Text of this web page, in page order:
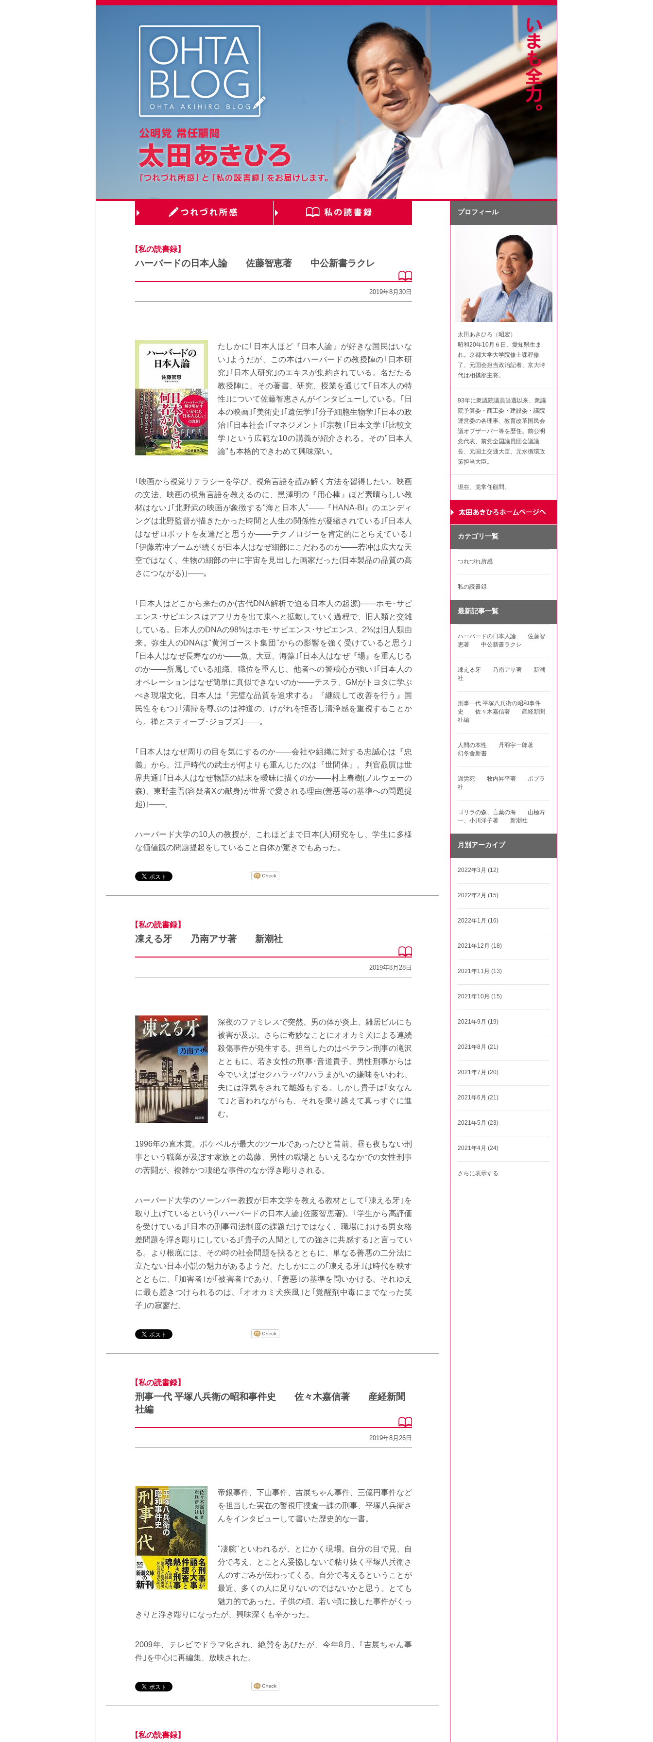
【私の読書録】
ハーバードの日本人論 佐藤智恵著 中公新書ラクレ
2019年8月30日
たしかに｢日本人ほど『日本人論』が好きな国民はいな
い｣ようだが、この本はハーバードの教授陣の｢日本研
究｣｢日本人研究｣のエキスが集約されている。名だたる
教授陣に、その著書、研究、授業を通じて｢日本人の特
性｣について佐藤智恵さんがインタビューしている。｢日
本の映画｣｢美術史｣｢遺伝学｣｢分子細胞生物学｣｢日本の政
治｣｢日本社会｣｢マネジメント｣｢宗教｣｢日本文学｣｢比較文
学｣という広範な10の講義が紹介される。その"日本人
論"も本格的できわめて興味深い。
｢映画から視覚リテラシーを学び、視角言語を読み解く方法を習得したい。映画
の文法、映画の視角言語を教えるのに、黒澤明の『用心棒』ほど素晴らしい教
材はない｣｢北野武の映画が象徴する"海と日本人"――『HANA-BI』のエンディ
ングは北野監督が描きたかった時間と人生の関係性が凝縮されている｣｢日本人
はなぜロボットを友達だと思うか――テクノロジーを肯定的にとらえている｣
｢伊藤若冲ブームが続くが日本人はなぜ細部にこだわるのか――若冲は広大な天
空ではなく、生物の細部の中に宇宙を見出した画家だった(日本製品の品質の高
さにつながる)｣――。
｢日本人はどこから来たのか(古代DNA解析で迫る日本人の起源)――ホモ･サピ
エンス･サピエンスはアフリカを出て東へと拡散していく過程で、旧人類と交雑
している。日本人のDNAの98%はホモ･サピエンス･サピエンス、2%は旧人類由
来。弥生人のDNAは"黄河ゴースト集団"からの影響を強く受けていると思う｣
｢日本人はなぜ長寿なのか――魚、大豆、海藻｣｢日本人はなぜ『場』を重んじる
のか――所属している組織、職位を重んじ、他者への警戒心が強い｣｢日本人の
オペレーションはなぜ簡単に真似できないのか――テスラ、GMがトヨタに学ぶ
べき現場文化。日本人は『完璧な品質を追求する』『継続して改善を行う』国
民性をもつ｣｢清掃を尊ぶのは神道の、けがれを拒否し清浄感を重視することか
ら。禅とスティーブ･ジョブズ｣――。
｢日本人はなぜ周りの目を気にするのか――会社や組織に対する忠誠心は『忠
義』から。江戸時代の武士が何よりも重んじたのは『世間体』。判官贔屓は世
界共通｣｢日本人はなぜ物語の結末を曖昧に描くのか――村上春樹(ノルウェーの
森)、東野圭吾(容疑者Xの献身)が世界で愛される理由(善悪等の基準への問題提
起)｣――。
ハーバード大学の10人の教授が、これほどまで日本(人)研究をし、学生に多様
な価値観の問題提起をしていること自体が驚きでもあった。
【私の読書録】
凍える牙 乃南アサ著 新潮社
2019年8月28日
深夜のファミレスで突然、男の体が炎上、雑居ビルにも
被害が及ぶ。さらに奇妙なことにオオカミ犬による連続
殺傷事件が発生する。担当したのはベテラン刑事の滝沢
とともに、若き女性の刑事･音道貴子。男性刑事からは
今でいえばセクハラ･パワハラまがいの嫌味をいわれ、
夫には浮気をされて離婚もする。しかし貴子は｢女なん
て｣と言われながらも、それを乗り越えて真っすぐに進
む。
1996年の直木賞。ポケベルが最大のツールであったひと昔前、昼も夜もない刑
事という職業が及ぼす家族との葛藤、男性の職場ともいえるなかでの女性刑事
の苦闘が、複雑かつ凄絶な事件のなか浮き彫りされる。
ハーバード大学のソーンバー教授が日本文学を教える教材として｢凍える牙｣を
取り上げているという(｢ハーバードの日本人論｣佐藤智恵著)。｢学生から高評価
を受けている｣｢日本の刑事司法制度の課題だけではなく、職場における男女格
差問題を浮き彫りにしている｣｢貴子の人間としての強さに共感する｣と言ってい
る。より根底には、その時の社会問題を抉るとともに、単なる善悪の二分法に
立たない日本小説の魅力があるようだ。たしかにこの｢凍える牙｣は時代を映す
とともに、｢加害者｣が｢被害者｣であり、｢善悪｣の基準を問いかける。それゆえ
に最も惹きつけられるのは、｢オオカミ犬疾風｣と｢覚醒剤中毒にまでなった笑
子｣の寂寥だ。
【私の読書録】
刑事一代 平塚八兵衛の昭和事件史 佐々木嘉信著 産経新聞
社編
2019年8月26日
帝銀事件、下山事件、吉展ちゃん事件、三億円事件など
を担当した実在の警視庁捜査一課の刑事、平塚八兵衛さ
んをインタビューして書いた歴史的な一書。
"凄腕"といわれるが、とにかく現場。自分の目で見、自
分で考え、とことん妥協しないで粘り抜く平塚八兵衛さ
んのすごみが伝わってくる。自分で考えるということが
最近、多くの人に足りないのではないかと思う。とても
魅力的であった。子供の頃、若い頃に接した事件がくっ
きりと浮き彫りになったが、興味深くも辛かった。
2009年、テレビでドラマ化され、絶賛をあびたが、今年8月、｢吉展ちゃん事
件｣を中心に再編集、放映された。
【私の読書録】
プロフィール
太田あきひろ（昭宏）
昭和20年10月６日、愛知県生ま
れ。京都大学大学院修士課程修
了、元国会担当政治記者、京大時
代は相撲部主将。
93年に衆議院議員当選以来、衆議
院予算委・商工委・建設委・議院
運営委の各理事、教育改革国民会
議オブザーバー等を歴任。前公明
党代表、前党全国議員団会議議
長、元国土交通大臣、元水循環政
策担当大臣。
現在、党常任顧問。
カテゴリ一覧
つれづれ所感
私の読書録
最新記事一覧
ハーバードの日本人論 佐藤智
恵著 中公新書ラクレ
凍える牙 乃南アサ著 新潮
社
刑事一代 平塚八兵衛の昭和事件
史 佐々木嘉信著 産経新聞
社編
人間の本性 丹羽宇一郎著
幻冬舎新書
過労死 牧内昇平著 ポプラ
社
ゴリラの森、言葉の海 山極寿
一、小川洋子著 新潮社
月別アーカイブ
2022年3月 (12)
2022年2月 (15)
2022年1月 (16)
2021年12月 (18)
2021年11月 (13)
2021年10月 (15)
2021年9月 (19)
2021年8月 (21)
2021年7月 (20)
2021年6月 (21)
2021年5月 (23)
2021年4月 (24)
さらに表示する